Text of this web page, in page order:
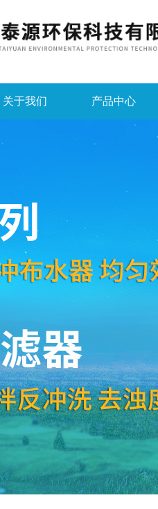
关于我们 产品中心